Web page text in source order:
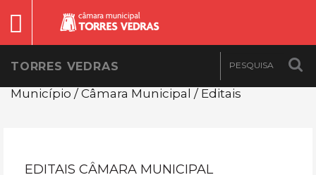
TORRES VEDRAS
Município / Câmara Municipal / Editais
EDITAIS CÂMARA MUNICIPAL